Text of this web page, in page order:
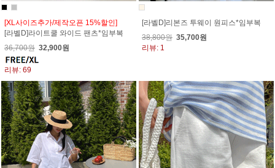
[XL사이즈추가/제작오픈 15%할인]
[라벨D]라이트쿨 와이드 팬츠*임부복
36,700원 32,900원
리뷰: 69
[라벨D]리본즈 투웨이 원피스*임부복
38,800원 35,700원
리뷰: 1